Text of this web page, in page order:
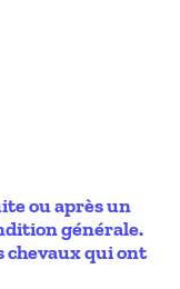
ou après un
générale.
chevaux qui ont